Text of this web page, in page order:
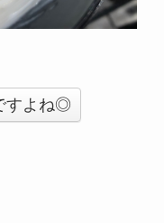
すよね◎